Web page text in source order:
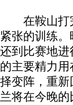
在鞍山打完
紧张的训练
还到比赛地
的主要精力
择变阵，重
兰将在今晚